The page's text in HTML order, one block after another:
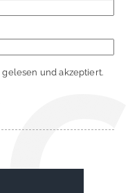
gelesen und akzeptiert.